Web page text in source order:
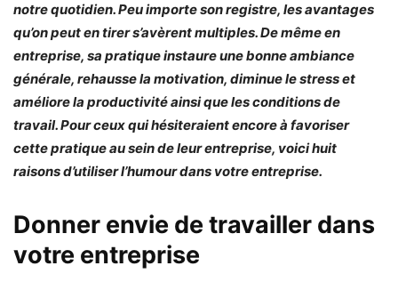
notre quotidien. Peu importe son registre, les avantages
qu’on peut en tirer s’avèrent multiples. De même en
entreprise, sa pratique instaure une bonne ambiance
générale, rehausse la motivation, diminue le stress et
améliore la productivité ainsi que les conditions de
travail. Pour ceux qui hésiteraient encore à favoriser
cette pratique au sein de leur entreprise, voici huit
raisons d’utiliser l’humour dans votre entreprise.
Donner envie de travailler dans
votre entreprise